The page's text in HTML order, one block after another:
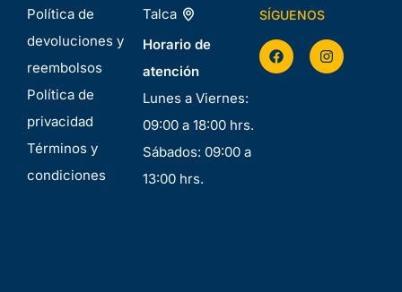
Política de
devoluciones y
reembolsos
Política de
privacidad
Términos y
condiciones
Talca
Horario de
atención
Lunes a Viernes:
09:00 a 18:00 hrs.
Sábados: 09:00 a
13:00 hrs.
SÍGUENOS